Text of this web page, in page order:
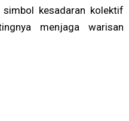
kesadaran kolektif
menjaga warisan